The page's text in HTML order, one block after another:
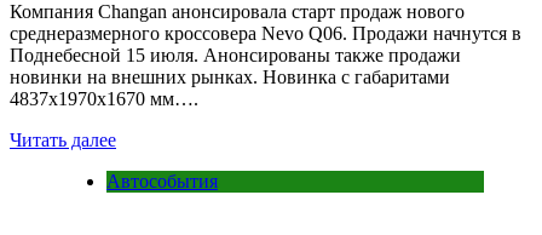
Компания Changan анонсировала старт продаж нового
среднеразмерного кроссовера Nevo Q06. Продажи начнутся в
Поднебесной 15 июля. Анонсированы также продажи
новинки на внешних рынках. Новинка с габаритами
4837х1970х1670 мм….
Читать далее
Автособытия